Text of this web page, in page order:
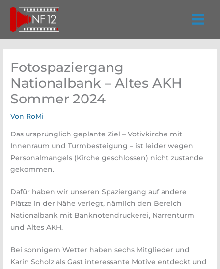
springen
Fotospaziergang
Nationalbank – Altes AKH
Sommer 2024
Von RoMi
Das ursprünglich geplante Ziel – Votivkirche mit
Innenraum und Turmbesteigung – ist leider wegen
Personalmangels (Kirche geschlossen) nicht zustande
gekommen.
Dafür haben wir unseren Spaziergang auf andere
Plätze in der Nähe verlegt, nämlich den Bereich
Nationalbank mit Banknotendruckerei, Narrenturm
und Altes AKH.
Bei sonnigem Wetter haben sechs Mitglieder und
Karin Scholz als Gast interessante Motive entdeckt und